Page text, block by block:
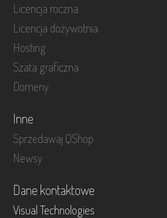
Licencja roczna
Licencja dożywotnia
Hosting
Szata graficzna
Domeny
Inne
Sprzedawaj QShop
Newsy
Dane kontaktowe
Visual Technologies